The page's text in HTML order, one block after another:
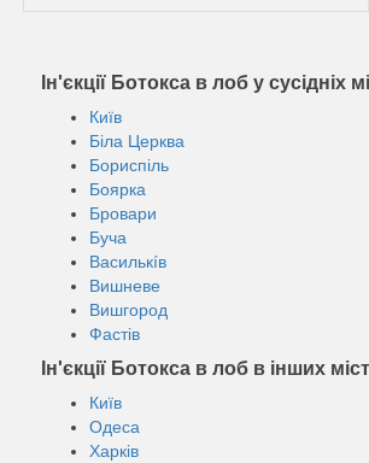
Ін'єкції Ботокса в лоб у сусідніх
Київ
Біла Церква
Бориспіль
Боярка
Бровари
Буча
Василькíв
Вишневе
Вишгород
Фастів
Ін'єкції Ботокса в лоб в інших
Київ
Одеса
Харків